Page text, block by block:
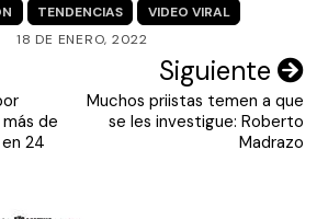
TENDENCIAS
VIDEO VIRAL
18 DE ENERO, 2022
de
24
Siguiente
Muchos priistas temen a que
se les investigue: Roberto
Madrazo